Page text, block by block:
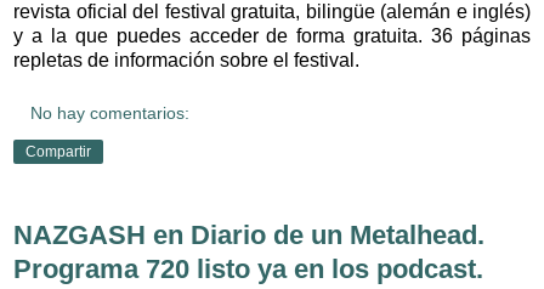
revista oficial del festival gratuita, bilingüe (alemán e inglés)
y a la que puedes acceder de forma gratuita. 36 páginas
repletas de información sobre el festival.
No hay comentarios:
Compartir
NAZGASH en Diario de un Metalhead.
Programa 720 listo ya en los podcast.